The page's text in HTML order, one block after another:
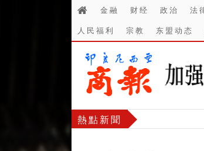
金融 财经 政治 法
人民福利
宗教 东盟动态
熱點新聞